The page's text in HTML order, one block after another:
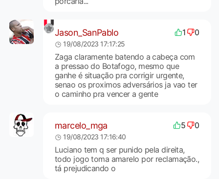
Jason_SanPablo 1 0
19/08/2023 17:17:25
Zaga claramente batendo a cabeça com
a pressao do Botafogo, mesmo que
ganhe é situação pra corrigir urgente,
senao os proximos adversários ja vao ter
o caminho pra vencer a gente
marcelo_mga 5 0
19/08/2023 17:16:40
Luciano tem q ser punido pela direita,
todo jogo toma amarelo por reclamação.,
tá prejudicando o